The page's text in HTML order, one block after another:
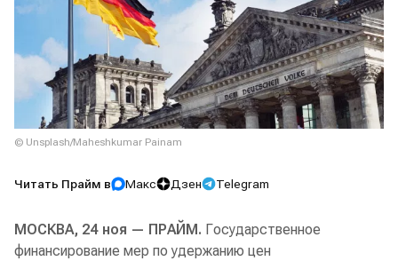
© Unsplash/Maheshkumar Painam
Читать Прайм в Макс Дзен Telegram
МОСКВА, 24 ноя — ПРАЙМ. Государственное
финансирование мер по удержанию цен